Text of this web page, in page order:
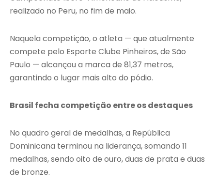
realizado no Peru, no fim de maio.
Naquela competição, o atleta — que atualmente
compete pelo Esporte Clube Pinheiros, de São
Paulo — alcançou a marca de 81,37 metros,
garantindo o lugar mais alto do pódio.
Brasil fecha competição entre os destaques
No quadro geral de medalhas, a República
Dominicana terminou na liderança, somando 11
medalhas, sendo oito de ouro, duas de prata e duas
de bronze.